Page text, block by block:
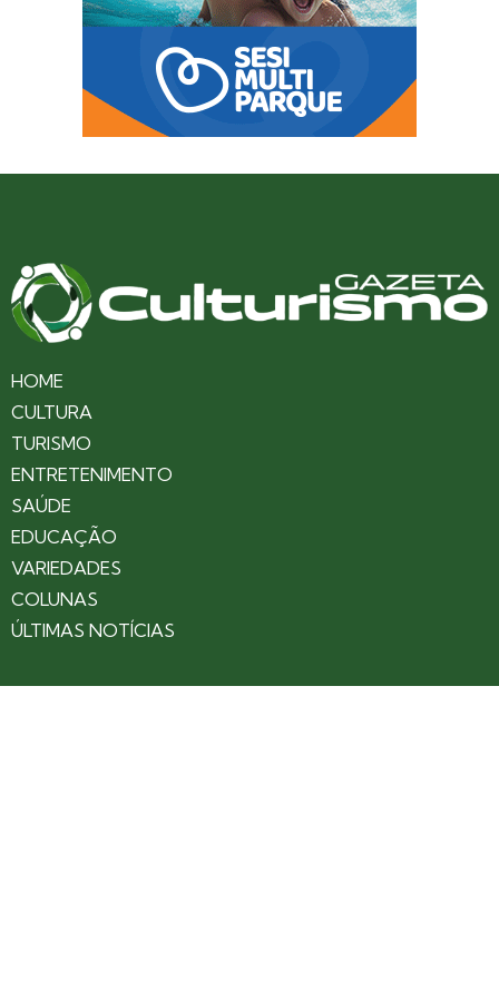
HOME
CULTURA
TURISMO
ENTRETENIMENTO
SAÚDE
EDUCAÇÃO
VARIEDADES
COLUNAS
ÚLTIMAS NOTÍCIAS